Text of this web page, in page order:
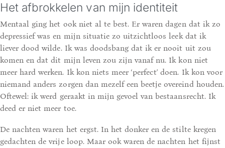
Het afbrokkelen van mijn identiteit
Mentaal ging het ook niet al te best. Er waren dagen dat ik zo
depressief was en mijn situatie zo uitzichtloos leek dat ik
liever dood wilde. Ik was doodsbang dat ik er nooit uit zou
komen en dat dit mijn leven zou zijn vanaf nu. Ik kon niet
meer hard werken. Ik kon niets meer ‘perfect’ doen. Ik kon voor
niemand anders zorgen dan mezelf een beetje overeind houden.
Oftewel: ik werd geraakt in mijn gevoel van bestaansrecht. Ik
deed er niet meer toe.
De nachten waren het ergst. In het donker en de stilte kregen
gedachten de vrije loop. Maar ook waren de nachten het fijnst